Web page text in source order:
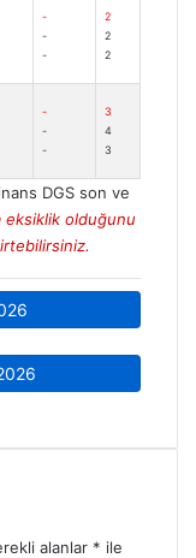
-
-
-
2
2
2
-
-
-
3
4
3
DGS son ve
eksiklik olduğunu
alanlar * ile